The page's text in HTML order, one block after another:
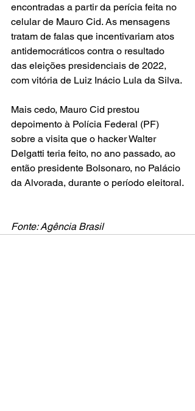
encontradas a partir da perícia feita no
celular de Mauro Cid. As mensagens
tratam de falas que incentivariam atos
antidemocráticos contra o resultado
das eleições presidenciais de 2022,
com vitória de Luiz Inácio Lula da Silva.
Mais cedo, Mauro Cid prestou
depoimento à Polícia Federal (PF)
sobre a visita que o hacker Walter
Delgatti teria feito, no ano passado, ao
então presidente Bolsonaro, no Palácio
da Alvorada, durante o período eleitoral.
Fonte: Agência Brasil